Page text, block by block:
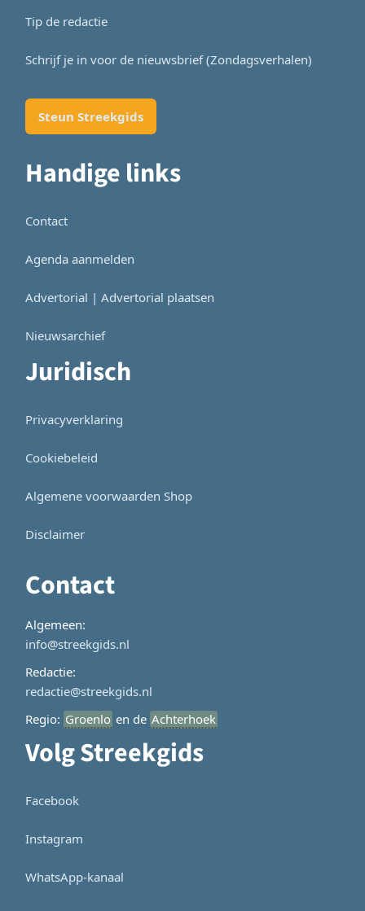
Tip de redactie
Schrijf je in voor de nieuwsbrief (Zondagsverhalen)
Steun Streekgids
Handige links
Contact
Agenda aanmelden
Advertorial | Advertorial plaatsen
Nieuwsarchief
Juridisch
Privacyverklaring
Cookiebeleid
Algemene voorwaarden Shop
Disclaimer
Contact
Algemeen:
info@streekgids.nl
Redactie:
redactie@streekgids.nl
Regio: Groenlo en de Achterhoek
Volg Streekgids
Facebook
Instagram
WhatsApp-kanaal